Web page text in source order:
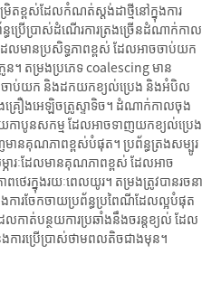
ម្រិតខ្ពស់ដែលកំណត់ស្តង់ដាថ្មីនៅក្នុងការ
រើប្រាស់ដំណើរការត្រងច្រើនដំណាក់កាល
មានប្រសិទ្ធភាពខ្ពស់ ដែលអាចចាប់យក
តម្រងប្រភេទ coalescing មាន
ចចាប់យក និងដកយកខ្យល់ប្រេង និងអំបិល
រឿងអេឡិចត្រូស្ទាទិច។ ដំណាក់កាលចុង
កាបូនសកម្ម ដែលអាចទាញយកខ្យល់ប្រេង
មានគុណភាពខ្ពស់បំផុត។ ប្រព័ន្ធត្រងសម្បូរ
ភារៈដែលមានគុណភាពខ្ពស់ ដែលអាច
ថេរក្នុងរយៈពេលយូរ។ តម្រង​ត្រូវ​បាន​រចនា​
ារ​ចែក​ចាយ​ប្រព័ន្ធ​ប្រពៃ​ណី​ដែល​ល្អ​បំផុត
ល​កាត់​បន្ថយ​ការ​ប្រឆាំង​នឹង​ចរន្ត​ខ្យល់ ដែល​
ង​ការ​ប្រើ​ប្រាស់​ថាមពល​តិច​ជាង​មុន។